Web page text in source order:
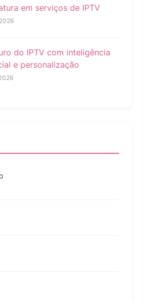
em serviços de IPTV
do IPTV com inteligência
e personalização